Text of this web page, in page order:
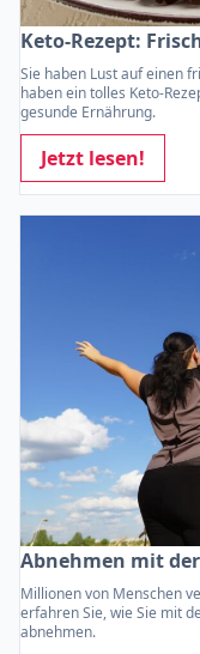
Keto-Rezept:
Sie haben Lust auf einen
haben ein tolles Keto-
gesunde Ernährung.
Jetzt lesen!
Abnehmen mit
Millionen von Menschen
erfahren Sie, wie Sie mit
abnehmen.